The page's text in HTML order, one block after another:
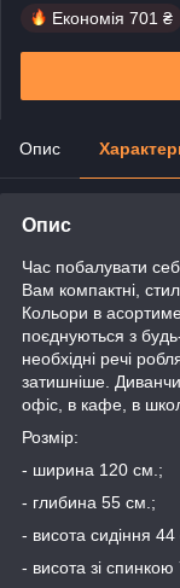
Економія 701 ₴
Опис
Опис
Час побалувати
Вам компактні,
Кольори в
поєднуються з
необхідні речі
затишніше.
офіс, в кафе, в
Розмір:
- ширина 120 см.;
- глибина 55 см.;
- висота сидіння
- висота зі спинкою